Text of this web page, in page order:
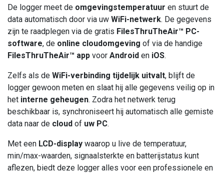
De logger meet de omgevingstemperatuur en stuurt de
data automatisch door via uw WiFi-netwerk. De gegevens
zijn te raadplegen via de gratis FilesThruTheAir™ PC-
software, de online cloudomgeving of via de handige
FilesThruTheAir™ app voor Android en iOS.
Zelfs als de WiFi-verbinding tijdelijk uitvalt, blijft de
logger gewoon meten en slaat hij alle gegevens veilig op in
het interne geheugen. Zodra het netwerk terug
beschikbaar is, synchroniseert hij automatisch alle gemiste
data naar de cloud of uw PC.
Met een LCD-display waarop u live de temperatuur,
min/max-waarden, signaalsterkte en batterijstatus kunt
aflezen, biedt deze logger alles voor een professionele en